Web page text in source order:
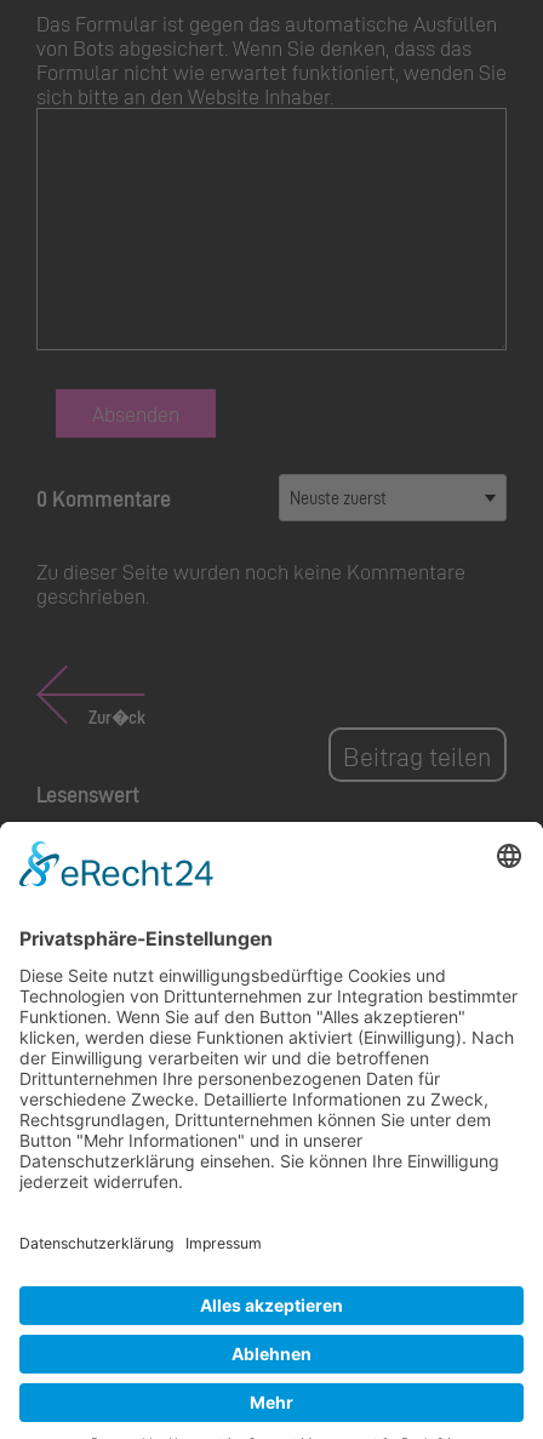
Das Formular ist gegen das automatische Ausfüllen
von Bots abgesichert. Wenn Sie denken, dass das
Formular nicht wie erwartet funktioniert, wenden Sie
sich bitte an den Website Inhaber.
Absenden
0 Kommentare
Zu dieser Seite wurden noch keine Kommentare
geschrieben.
Zur�ck
Beitrag teilen
Lesenswert
ein Wirbelwind»
Gemeinde Schaan
Landstrasse 19, 9494 Schaan
Impressum